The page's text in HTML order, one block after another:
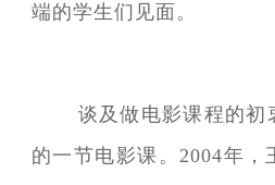
端的学生们见面。
谈及做电影课程的初
的一节电影课。2004年，